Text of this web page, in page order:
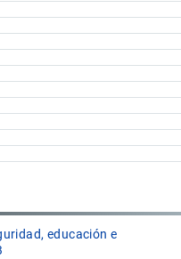
educación e